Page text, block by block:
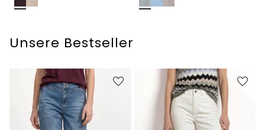
Unsere Bestseller